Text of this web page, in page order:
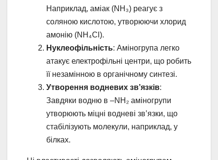
Наприклад, аміак (NH₃) реагує з
соляною кислотою, утворюючи хлорид
амонію (NH₄Cl).
Нуклеофільність: Аміногрупа легко
атакує електрофільні центри, що робить
її незамінною в органічному синтезі.
Утворення водневих зв’язків:
Завдяки водню в –NH₂ аміногрупи
утворюють міцні водневі зв’язки, що
стабілізують молекули, наприклад, у
білках.